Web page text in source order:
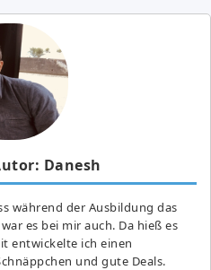
Danesh
während der Ausbildung das
es bei mir auch. Da hieß es
entwickelte ich einen
und gute Deals.